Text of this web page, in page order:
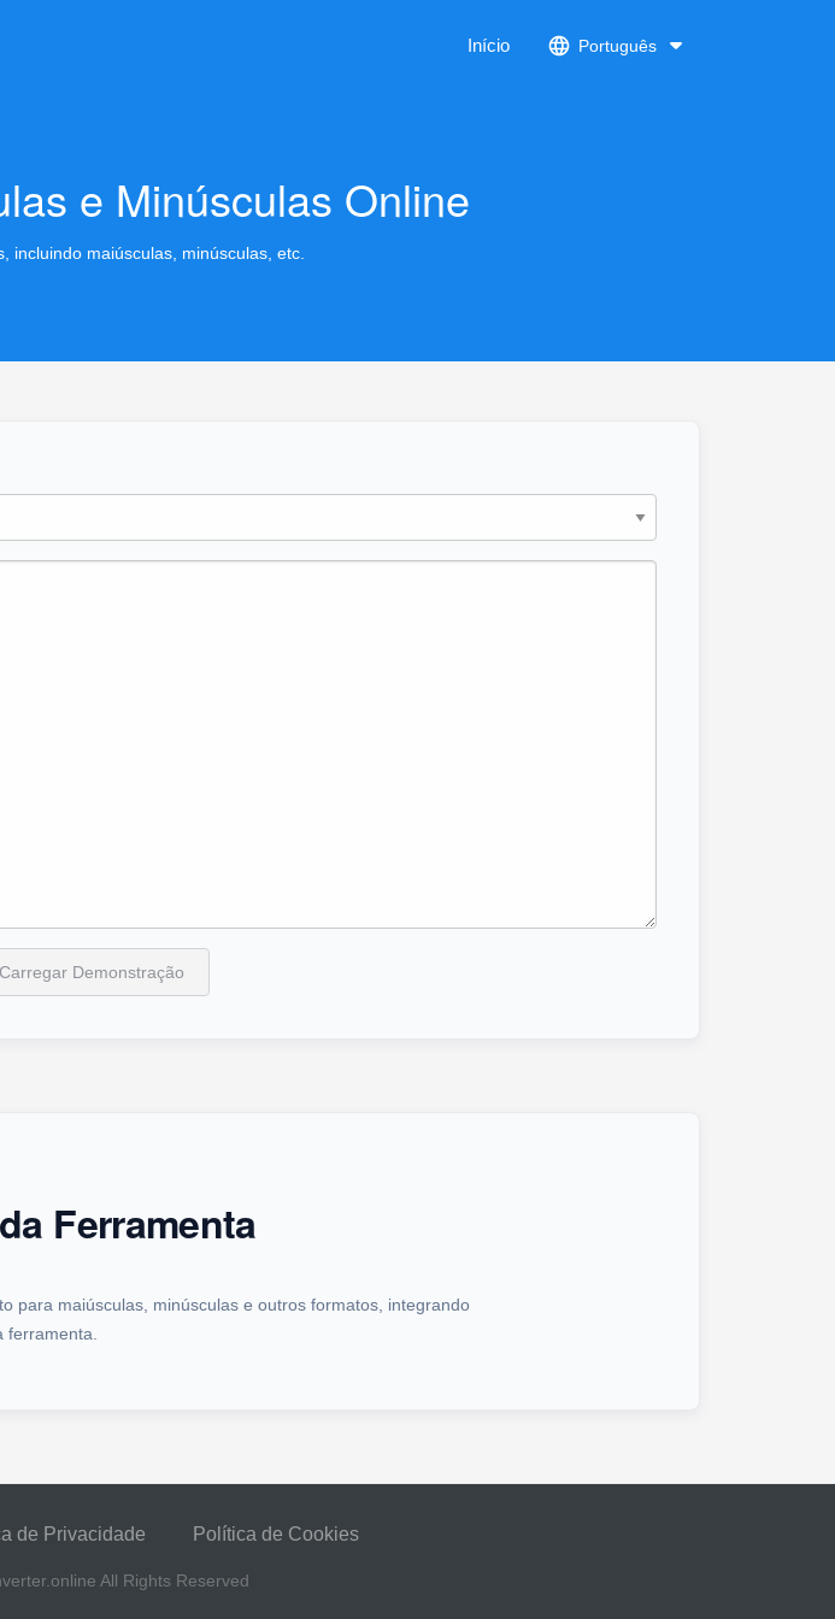
Início Português
e Minúsculas Online
incluindo maiúsculas, minúsculas, etc.
Carregar Demonstração
Ferramenta
para maiúsculas, minúsculas e outros formatos, integrando
de Privacidade Política de Cookies
All Rights Reserved